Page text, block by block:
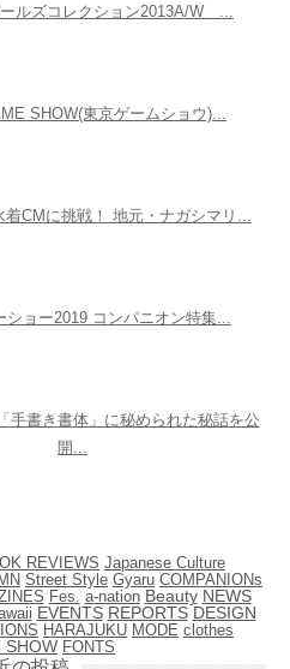
ルズコレクション2013A/W ...
SHOW(東京ゲームショウ)...
CMに挑戦！ 地元・ナガシマリ...
ショー2019 コンパニオン特集...
手書き書体」に秘められた秘話を公
開...
REVIEWS Japanese Culture
Street Style Gyaru COMPANIONs
Fes. a-nation Beauty NEWS
EVENTS REPORTS DESIGN
HARAJUKU MODE clothes
SHOW FONTS